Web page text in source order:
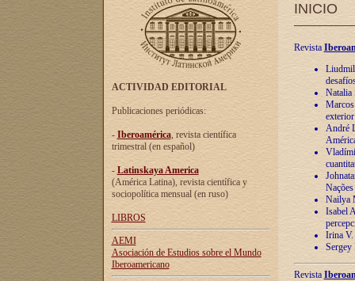
ACTIVIDAD EDITORIAL
Publicaciones periódicas:
- Iberoamérica, revista científica
trimestral (en español)
- Latinskaya America
(América Latina), revista científica y
sociopolítica mensual (en ruso)
LIBROS
AEMI
Asociación de Estudios sobre el Mundo
Iberoamericano
INICIO
Revista
Natalia
André
Nailya
Isabel
Irina V.
Sergey
Revista